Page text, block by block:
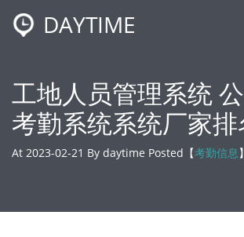
DAYTIME
工地人员管理系统
考勤系统系统厂家排
At 2023-02-21 By daytime Posted【考勤信息】